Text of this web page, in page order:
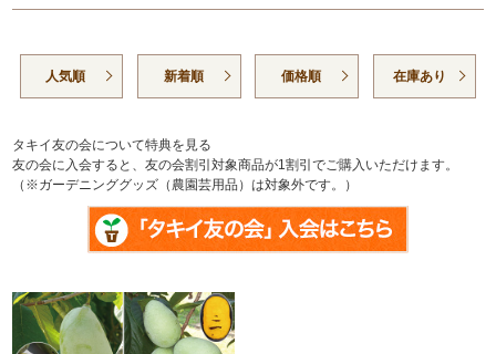
人気順 新着順 価格順 在庫あり
タキイ友の会について特典を見る
友の会に入会すると、友の会割引対象商品が1割引でご購入いただけます。
（※ガーデニンググッズ（農園芸用品）は対象外です。）